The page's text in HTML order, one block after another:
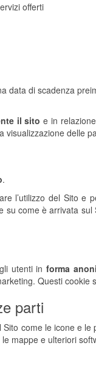
offerti
data di scadenza
il sito e in
visualizzazione delle
.
l’utilizzo del Sito e
e su come è arrivata
utenti informa
Questi cookie
parti
Sito come le icone e
mappe e ulteriori